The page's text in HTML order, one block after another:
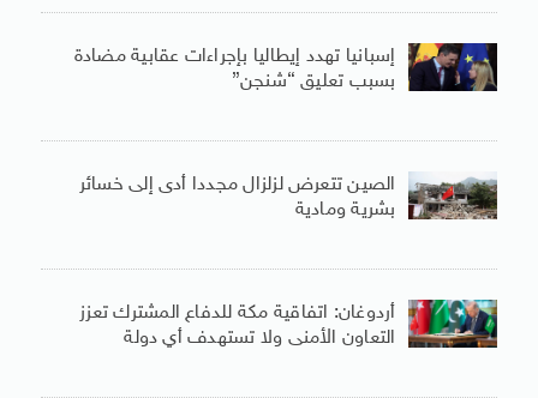
إسبانيا تهدد إيطاليا بإجراءات عقابية مضادة
بسبب تعليق “شنجن”
الصين تتعرض لزلزال مجددا أدى إلى خسائر
بشرية ومادية
أردوغان: اتفاقية مكة للدفاع المشترك تعزز
التعاون الأمنى ولا تستهدف أي دولة